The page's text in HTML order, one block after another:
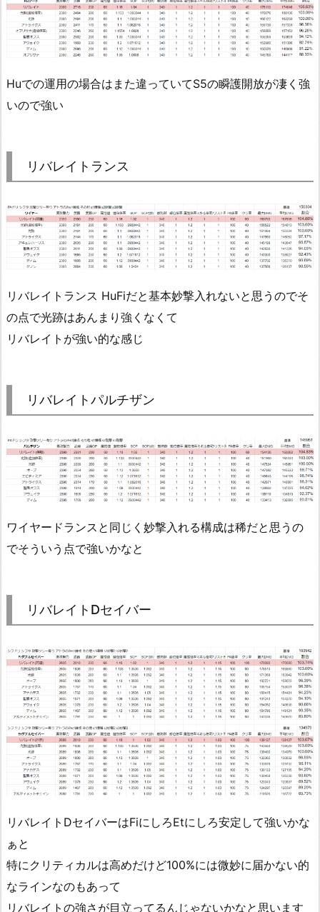
Huでの運用の場合はまた違っていてS5の瞬護開放が凄く強
いので強い
リバレイトランス
リバレイトランス HuFiだと基本妙撃入れないと思うのでそ
の点で光跡はあんまり強くなくて
リバレイトが強い的な感じ
リバレイトパルチザン
ワイヤードランスと同じく妙撃入れる構成は稀だと思うの
でそういう点で強いかなと
リバレイトDセイバー
リバレイトDセイバーはFiにしろEtにしろ安定して強いかな
ぁと
特にクリティカルは高めだけど100%には微妙に届かない的
なラインなのもあって
リバレイトの強さが目立ってるんじゃないかなと思います